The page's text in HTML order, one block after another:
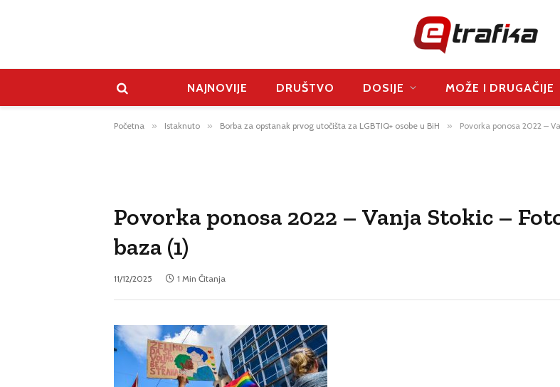
NAJNOVIJE DRUŠTVO DOSIJE MOŽE I DRUGAČIJE
Početna » Istaknuto » Borba za opstanak prvog utočišta za LGBTIQ+ osobe u BiH » Povorka ponosa 2022 –
Povorka ponosa 2022 – Vanja Stokic –
baza (1)
11/12/2025 1 Min Čitanja